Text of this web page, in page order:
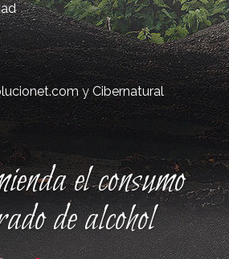
yCibernatural
el consumo
de alcohol